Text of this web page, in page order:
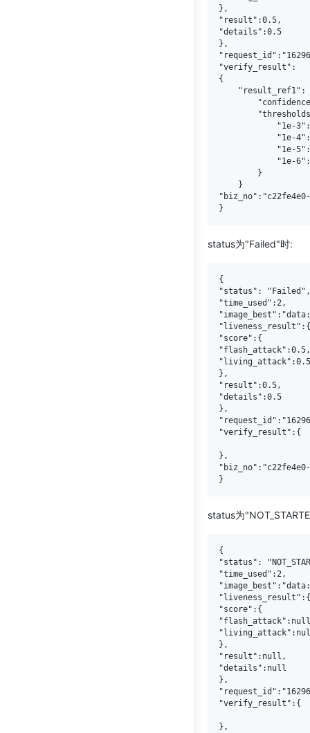
},
"result":0.5,
"details":0.5
},
"verify_result":
{
"result_ref1":
"1e-
"1e-
"1e-
"1e-
        }
    }
"biz_no":"c22fe4e0-
status为"Failed"时:
{
"status": "Failed",
"time_used":2,
"liveness_result":{
"score":{
"flash_attack":0.5,
"living_attack":0.5
},
"result":0.5,
"details":0.5
},
"verify_result":{
},
"biz_no":"c22fe4e0-
status为
{
"status":
"time_used":2,
"liveness_result":{
"score":{
},
"result":null,
"details":null
},
"verify_result":{
},